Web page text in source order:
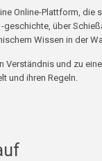
Online-Plattform, die
geschichte, über
Wissen in der
Verständnis und zu
und ihren Regeln.